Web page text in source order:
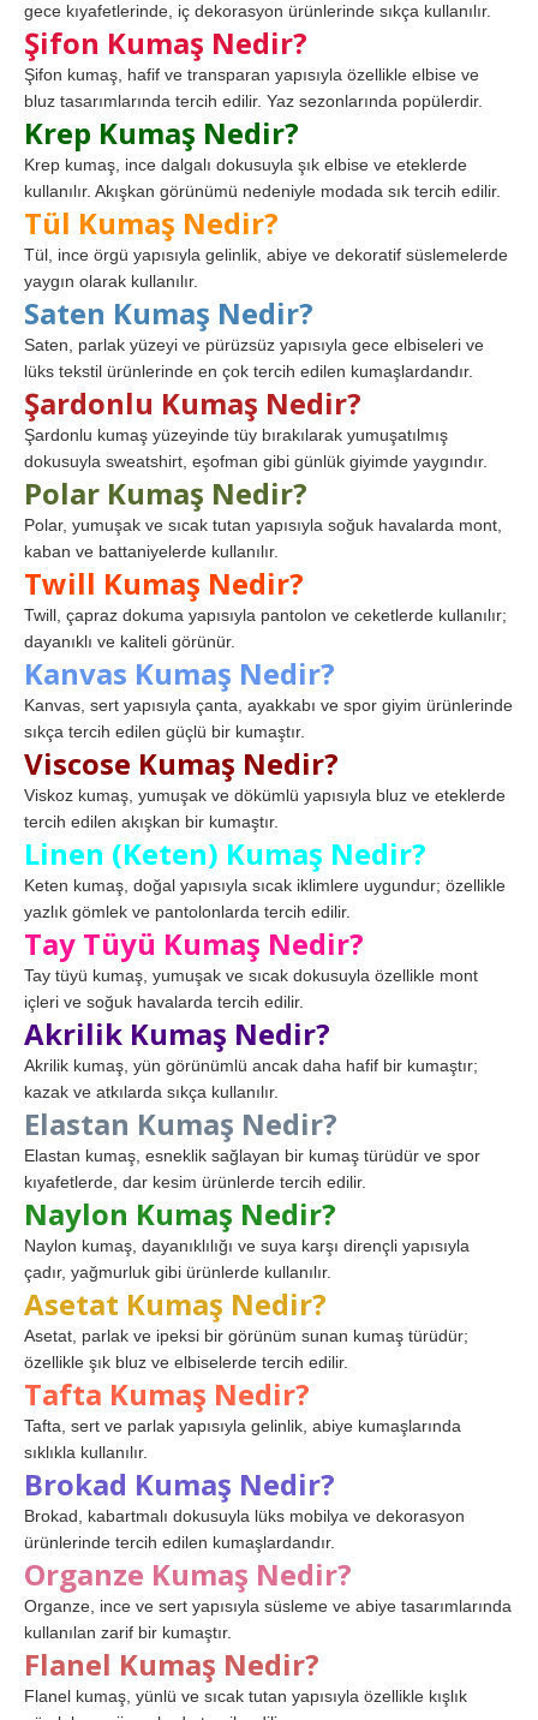
gece kıyafetlerinde, iç dekorasyon ürünlerinde sıkça kullanılır.
Şifon Kumaş Nedir?
Şifon kumaş, hafif ve transparan yapısıyla özellikle elbise ve
bluz tasarımlarında tercih edilir. Yaz sezonlarında popülerdir.
Krep Kumaş Nedir?
Krep kumaş, ince dalgalı dokusuyla şık elbise ve eteklerde
kullanılır. Akışkan görünümü nedeniyle modada sık tercih edilir.
Tül Kumaş Nedir?
Tül, ince örgü yapısıyla gelinlik, abiye ve dekoratif süslemelerde
yaygın olarak kullanılır.
Saten Kumaş Nedir?
Saten, parlak yüzeyi ve pürüzsüz yapısıyla gece elbiseleri ve
lüks tekstil ürünlerinde en çok tercih edilen kumaşlardandır.
Şardonlu Kumaş Nedir?
Şardonlu kumaş yüzeyinde tüy bırakılarak yumuşatılmış
dokusuyla sweatshirt, eşofman gibi günlük giyimde yaygındır.
Polar Kumaş Nedir?
Polar, yumuşak ve sıcak tutan yapısıyla soğuk havalarda mont,
kaban ve battaniyelerde kullanılır.
Twill Kumaş Nedir?
Twill, çapraz dokuma yapısıyla pantolon ve ceketlerde kullanılır;
dayanıklı ve kaliteli görünür.
Kanvas Kumaş Nedir?
Kanvas, sert yapısıyla çanta, ayakkabı ve spor giyim ürünlerinde
sıkça tercih edilen güçlü bir kumaştır.
Viscose Kumaş Nedir?
Viskoz kumaş, yumuşak ve dökümlü yapısıyla bluz ve eteklerde
tercih edilen akışkan bir kumaştır.
Linen (Keten) Kumaş Nedir?
Keten kumaş, doğal yapısıyla sıcak iklimlere uygundur; özellikle
yazlık gömlek ve pantolonlarda tercih edilir.
Tay Tüyü Kumaş Nedir?
Tay tüyü kumaş, yumuşak ve sıcak dokusuyla özellikle mont
içleri ve soğuk havalarda tercih edilir.
Akrilik Kumaş Nedir?
Akrilik kumaş, yün görünümlü ancak daha hafif bir kumaştır;
kazak ve atkılarda sıkça kullanılır.
Elastan Kumaş Nedir?
Elastan kumaş, esneklik sağlayan bir kumaş türüdür ve spor
kıyafetlerde, dar kesim ürünlerde tercih edilir.
Naylon Kumaş Nedir?
Naylon kumaş, dayanıklılığı ve suya karşı dirençli yapısıyla
çadır, yağmurluk gibi ürünlerde kullanılır.
Asetat Kumaş Nedir?
Asetat, parlak ve ipeksi bir görünüm sunan kumaş türüdür;
özellikle şık bluz ve elbiselerde tercih edilir.
Tafta Kumaş Nedir?
Tafta, sert ve parlak yapısıyla gelinlik, abiye kumaşlarında
sıklıkla kullanılır.
Brokad Kumaş Nedir?
Brokad, kabartmalı dokusuyla lüks mobilya ve dekorasyon
ürünlerinde tercih edilen kumaşlardandır.
Organze Kumaş Nedir?
Organze, ince ve sert yapısıyla süsleme ve abiye tasarımlarında
kullanılan zarif bir kumaştır.
Flanel Kumaş Nedir?
Flanel kumaş, yünlü ve sıcak tutan yapısıyla özellikle kışlık